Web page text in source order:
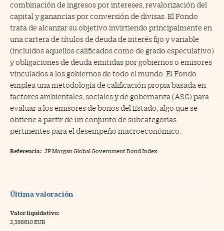
combinación de ingresos por intereses, revalorización del
capital y ganancias por conversión de divisas. El Fondo
trata de alcanzar su objetivo invirtiendo principalmente en
una cartera de títulos de deuda de interés fijo y variable
(incluidos aquellos calificados como de grado especulativo)
y obligaciones de deuda emitidas por gobiernos o emisores
vinculados a los gobiernos de todo el mundo. El Fondo
emplea una metodología de calificación propia basada en
factores ambientales, sociales y de gobernanza (ASG) para
evaluar a los emisores de bonos del Estado, algo que se
obtiene a partir de un conjunto de subcategorías
pertinentes para el desempeño macroeconómico.
Referencia: JP Morgan Global Government Bond Index
Última valoración
Valor liquidativo:
2,356810 EUR